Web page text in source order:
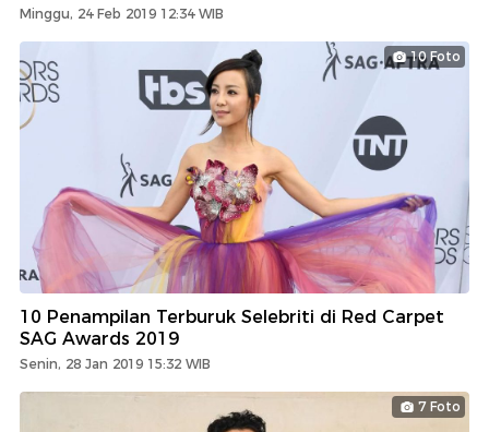
Minggu, 24 Feb 2019 12:34 WIB
10 Foto
10 Penampilan Terburuk Selebriti di Red Carpet
SAG Awards 2019
Senin, 28 Jan 2019 15:32 WIB
7 Foto